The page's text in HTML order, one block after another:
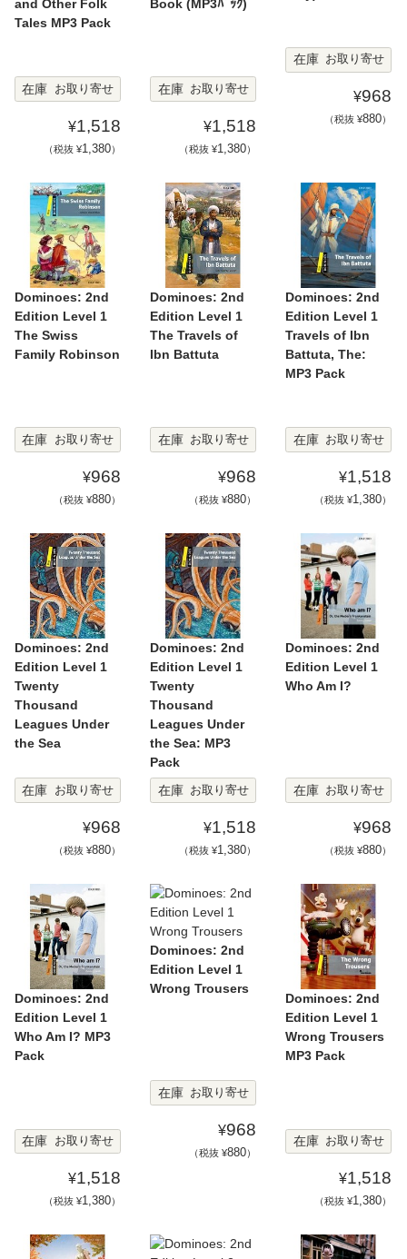
and Other Folk
Tales MP3 Pack
在庫 お取り寄せ
¥1,518
（税抜 ¥1,380）
Book (MP3ﾊﾟｯｸ)
在庫 お取り寄せ
¥1,518
（税抜 ¥1,380）
在庫 お取り寄せ
¥968
（税抜 ¥880）
Dominoes: 2nd
Edition Level 1
The Swiss
Family Robinson
在庫 お取り寄せ
¥968
（税抜 ¥880）
Dominoes: 2nd
Edition Level 1
The Travels of
Ibn Battuta
在庫 お取り寄せ
¥968
（税抜 ¥880）
Dominoes: 2nd
Edition Level 1
Travels of Ibn
Battuta, The:
MP3 Pack
在庫 お取り寄せ
¥1,518
（税抜 ¥1,380）
Dominoes: 2nd
Edition Level 1
Twenty
Thousand
Leagues Under
the Sea
在庫 お取り寄せ
¥968
（税抜 ¥880）
Dominoes: 2nd
Edition Level 1
Twenty
Thousand
Leagues Under
the Sea: MP3
Pack
在庫
お取り寄せ
¥1,518
（税抜 ¥1,380）
Dominoes: 2nd
Edition Level 1
Who Am I?
在庫 お取り寄せ
¥968
（税抜 ¥880）
Dominoes: 2nd
Edition Level 1
Who Am I? MP3
Pack
在庫 お取り寄せ
¥1,518
（税抜 ¥1,380）
Dominoes: 2nd
Edition Level 1
Wrong Trousers
在庫 お取り寄せ
¥968
（税抜 ¥880）
Dominoes: 2nd
Edition Level 1
Wrong Trousers
MP3 Pack
在庫 お取り寄せ
¥1,518
（税抜 ¥1,380）